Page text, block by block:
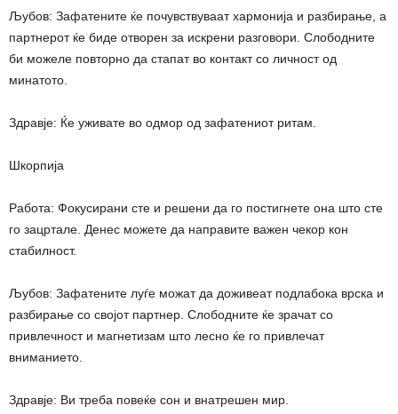
Љубов: Зафатените ќе почувствуваат хармонија и разбирање, а
партнерот ќе биде отворен за искрени разговори. Слободните
би можеле повторно да стапат во контакт со личност од
минатото.
Здравје: Ќе уживате во одмор од зафатениот ритам.
Шкорпија
Работа: Фокусирани сте и решени да го постигнете она што сте
го зацртале. Денес можете да направите важен чекор кон
стабилност.
Љубов: Зафатените луѓе можат да доживеат подлабока врска и
разбирање со својот партнер. Слободните ќе зрачат со
привлечност и магнетизам што лесно ќе го привлечат
вниманието.
Здравје: Ви треба повеќе сон и внатрешен мир.